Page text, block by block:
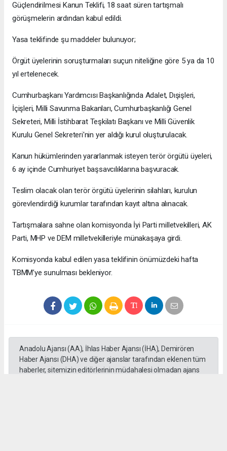
Güçlendirilmesi Kanun Teklifi, 18 saat süren tartışmalı
görüşmelerin ardından kabul edildi.
Yasa teklifinde şu maddeler bulunuyor;
Örgüt üyelerinin soruşturmaları suçun niteliğine göre 5 ya da 10
yıl ertelenecek.
Cumhurbaşkanı Yardımcısı Başkanlığında Adalet, Dışişleri,
İçişleri, Milli Savunma Bakanları, Cumhurbaşkanlığı Genel
Sekreteri, Milli İstihbarat Teşkilatı Başkanı ve Milli Güvenlik
Kurulu Genel Sekreteri'nin yer aldığı kurul oluşturulacak.
Kanun hükümlerinden yararlanmak isteyen terör örgütü üyeleri,
6 ay içinde Cumhuriyet başsavcılıklarına başvuracak.
Teslim olacak olan terör örgütü üyelerinin silahları, kurulun
görevlendirdiği kurumlar tarafından kayıt altına alınacak.
Tartışmalara sahne olan komisyonda İyi Parti milletvekilleri, AK
Parti, MHP ve DEM milletvekilleriyle münakaşaya girdi.
Komisyonda kabul edilen yasa teklifinin önümüzdeki hafta
TBMM’ye sunulması bekleniyor.
Anadolu Ajansı (AA), İhlas Haber Ajansı (İHA), Demirören
Haber Ajansı (DHA) ve diğer ajanslar tarafından eklenen tüm
haberler, sitemizin editörlerinin müdahalesi olmadan ajans